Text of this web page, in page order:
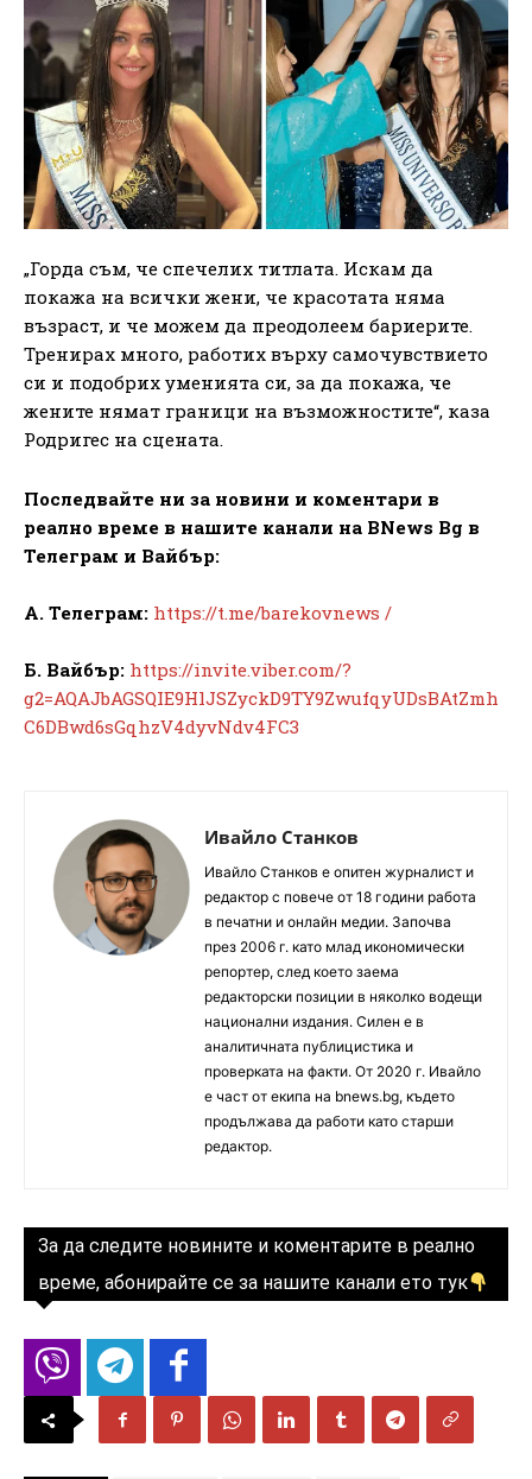
„Горда съм, че спечелих титлата. Искам да
покажа на всички жени, че красотата няма
възраст, и че можем да преодолеем бариерите.
Тренирах много, работих върху самочувствието
си и подобрих уменията си, за да покажа, че
жените нямат граници на възможностите“, каза
Родригес на сцената.
Последвайте ни за новини и коментари в
реално време в нашите канали на BNews Bg в
Телеграм и Вайбър:
А. Телеграм: https://t.me/barekovnews /
Б. Вайбър: https://invite.viber.com/?
g2=AQAJbAGSQIE9HlJSZyckD9TY9ZwufqyUDsBAtZmh
C6DBwd6sGqhzV4dyvNdv4FC3
Ивайло Станков
Ивайло Станков е опитен журналист и
редактор с повече от 18 години работа
в печатни и онлайн медии. Започва
през 2006 г. като млад икономически
репортер, след което заема
редакторски позиции в няколко водещи
национални издания. Силен е в
аналитичната публицистика и
проверката на факти. От 2020 г. Ивайло
е част от екипа на bnews.bg, където
продължава да работи като старши
редактор.
За да следите новините и коментарите в реално
време, абонирайте се за нашите канали ето тук